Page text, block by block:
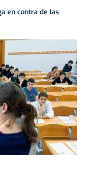
en contra de las